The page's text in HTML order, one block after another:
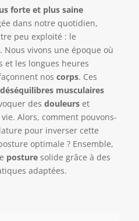
forte et plus saine
dans notre quotidien,
peu exploité : le
. Nous vivons une époque où
les longues heures
nos corps. Ces
déséquilibres musculaires
des douleurset
Alors, comment pouvons-
pour inverser cette
optimale ? Ensemble,
posturesolide grâce à des
adaptées.